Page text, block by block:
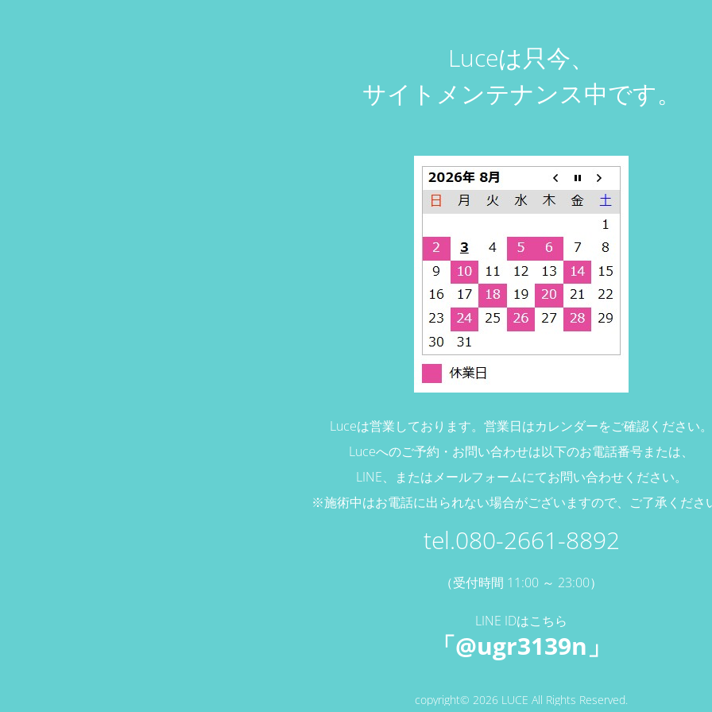
Luceは只今、
サイトメンテナンス中です。
Luceは営業しております。営業日はカレンダーをご確認ください。
Luceへのご予約・お問い合わせは以下のお電話番号または、
LINE、またはメールフォームにてお問い合わせください。
※施術中はお電話に出られない場合がございますので、ご了承くださ
tel.080-2661-8892
（受付時間 11:00 ～ 23:00）
LINE IDはこちら
「@ugr3139n」
copyright© 2026 LUCE All Rights Reserved.